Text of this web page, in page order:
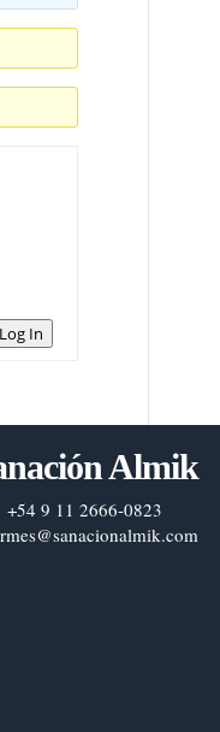
Log In
Almik
+54 9 11 2666-0823